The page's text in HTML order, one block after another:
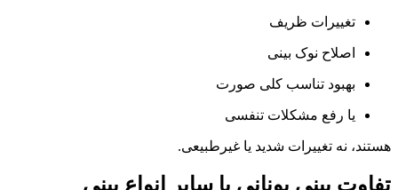
تغییرات ظریف
اصلاح نوک بینی
بهبود تناسب کلی صورت
یا رفع مشکلات تنفسی
هستند، نه تغییرات شدید یا غیرطبیعی.
تفاوت بینی یونانی با سایر انواع بینی